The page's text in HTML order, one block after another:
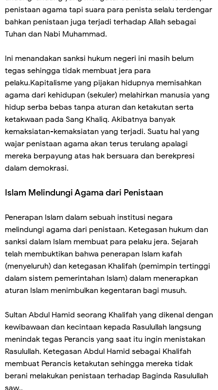
penistaan agama tapi suara para penista selalu terdengar
bahkan penistaan juga terjadi terhadap Allah sebagai
Tuhan dan Nabi Muhammad.
Ini menandakan sanksi hukum negeri ini masih belum
tegas sehingga tidak membuat jera para
pelaku.Kapitalisme yang pijakan hidupnya memisahkan
agama dari kehidupan (sekuler) melahirkan manusia yang
hidup serba bebas tanpa aturan dan ketakutan serta
ketakwaan pada Sang Khaliq. Akibatnya banyak
kemaksiatan-kemaksiatan yang terjadi. Suatu hal yang
wajar penistaan agama akan terus terulang apalagi
mereka berpayung atas hak bersuara dan berekpresi
dalam demokrasi.
Islam Melindungi Agama dari Penistaan
Penerapan Islam dalam sebuah institusi negara
melindungi agama dari penistaan. Ketegasan hukum dan
sanksi dalam Islam membuat para pelaku jera. Sejarah
telah membuktikan bahwa penerapan Islam kafah
(menyeluruh) dan ketegasan Khalifah (pemimpin tertinggi
dalam sistem pemerintahan Islam) dalam menerapkan
aturan Islam menimbulkan kegentaran bagi musuh.
Sultan Abdul Hamid seorang Khalifah yang dikenal dengan
kewibawaan dan kecintaan kepada Rasulullah langsung
menindak tegas Perancis yang saat itu ingin menistakan
Rasulullah. Ketegasan Abdul Hamid sebagai Khalifah
membuat Perancis ketakutan sehingga mereka tidak
berani melakukan penistaan terhadap Baginda Rasulullah